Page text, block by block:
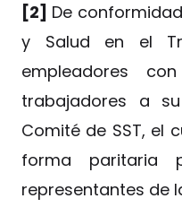
[2] De
y Salud en el
empleadores
trabajadores a
Comité de SST, el
forma paritaria
representantes de